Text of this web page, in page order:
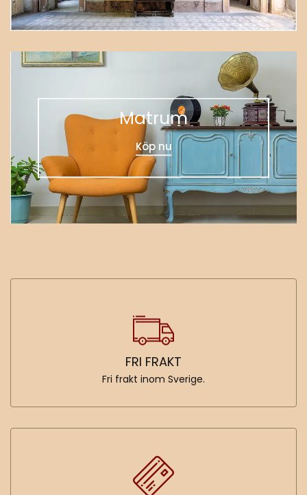
Matrum
Köp nu
FRI FRAKT
Fri frakt inom Sverige.